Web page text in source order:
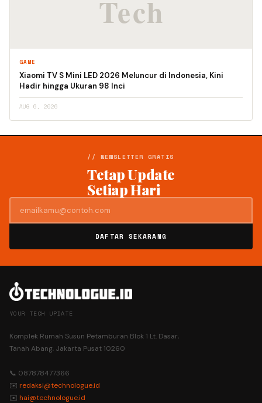
GAME
Xiaomi TV S Mini LED 2026 Meluncur di Indonesia, Kini
Hadir hingga Ukuran 98 Inci
AUG 6, 2026
// NEWSLETTER GRATIS
Tetap Update
Setiap Hari
DAFTAR SEKARANG
YOUR TECH UPDATE
Komplek Rumah Susun Petamburan Blok 1 Lt. Dasar,
Tanah Abang, Jakarta Pusat 10260
📞 087878477366
✉️ redaksi@technologue.id
✉️ hai@technologue.id